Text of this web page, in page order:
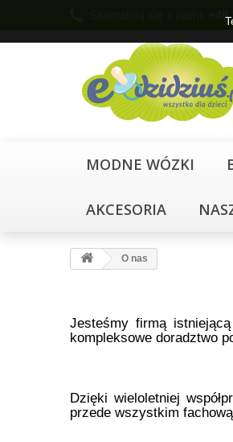
MODNE WÓZKI
AKCESORIA
O nas
Jesteśmy firmą
kompleksowe doradztwo
Dzięki wieloletniej
przede wszystkim